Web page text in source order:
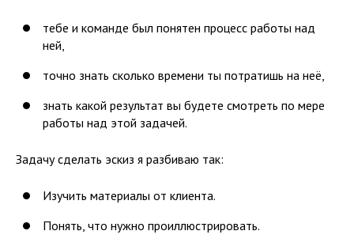
тебе и команде был понятен процесс работы над
ней,
точно знать сколько времени ты потратишь на неё,
знать какой результат вы будете смотреть по мере
работы над этой задачей.
Задачу сделать эскиз я разбиваю так:
Изучить материалы от клиента.
Понять, что нужно проиллюстрировать.